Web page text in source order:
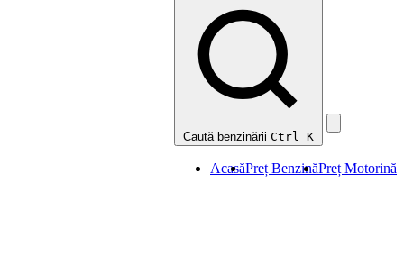
Caută benzinării Ctrl K
AcasăPreț BenzinăPreț Motorină